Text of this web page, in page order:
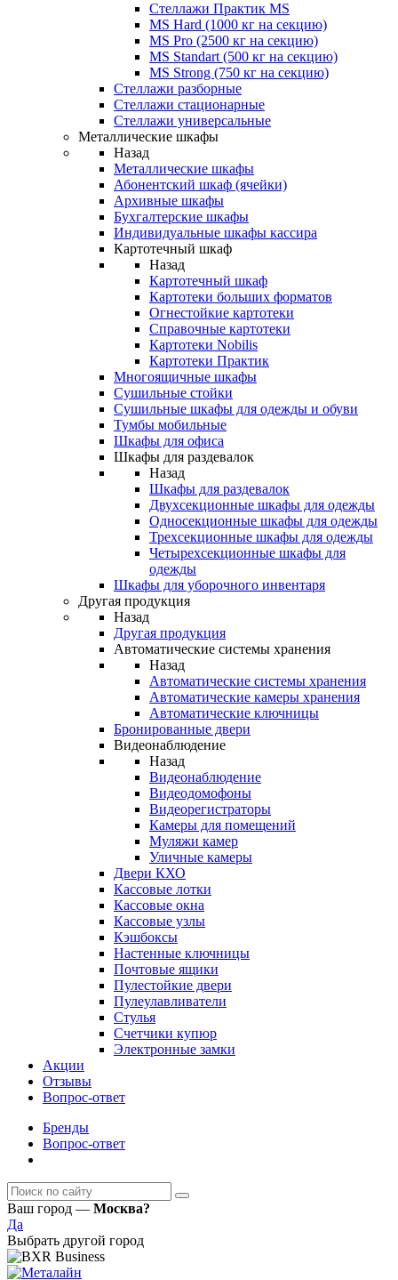
Стеллажи Практик MS
MS Hard (1000 кг на секцию)
MS Pro (2500 кг на секцию)
MS Standart (500 кг на секцию)
MS Strong (750 кг на секцию)
Стеллажи разборные
Стеллажи стационарные
Стеллажи универсальные
Металлические шкафы
Назад
Металлические шкафы
Абонентский шкаф (ячейки)
Архивные шкафы
Бухгалтерские шкафы
Индивидуальные шкафы кассира
Картотечный шкаф
Назад
Картотечный шкаф
Картотеки больших форматов
Огнестойкие картотеки
Справочные картотеки
Картотеки Nobilis
Картотеки Практик
Многоящичные шкафы
Сушильные стойки
Сушильные шкафы для одежды и обуви
Тумбы мобильные
Шкафы для офиса
Шкафы для раздевалок
Назад
Шкафы для раздевалок
Двухсекционные шкафы для одежды
Односекционные шкафы для одежды
Трехсекционные шкафы для одежды
Четырехсекционные шкафы для
одежды
Шкафы для уборочного инвентаря
Другая продукция
Назад
Другая продукция
Автоматические системы хранения
Назад
Автоматические системы хранения
Автоматические камеры хранения
Автоматические ключницы
Бронированные двери
Видеонаблюдение
Назад
Видеонаблюдение
Видеодомофоны
Видеорегистраторы
Камеры для помещений
Муляжи камер
Уличные камеры
Двери КХО
Кассовые лотки
Кассовые окна
Кассовые узлы
Кэшбоксы
Настенные ключницы
Почтовые ящики
Пулестойкие двери
Пулеулавливатели
Стулья
Счетчики купюр
Электронные замки
Акции
Отзывы
Вопрос-ответ
Бренды
Вопрос-ответ
Ваш город — Москва?
Да
Выбрать другой город